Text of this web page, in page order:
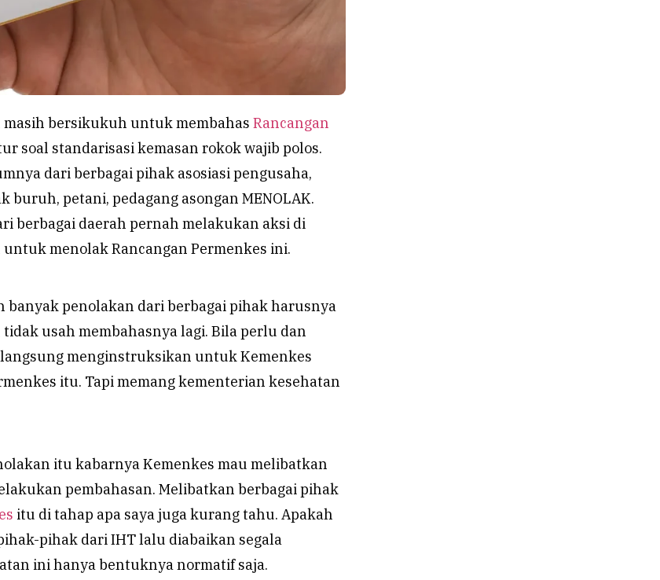
bersikukuh untuk membahas Rancangan
soal standarisasi kemasan rokok wajib polos.
dari berbagai pihak asosiasi pengusaha,
buruh, petani, pedagang asongan MENOLAK.
berbagai daerah pernah melakukan aksi di
menolak Rancangan Permenkes ini.
penolakan dari berbagai pihak harusnya
usah membahasnya lagi. Bila perlu dan
menginstruksikan untuk Kemenkes
itu. Tapi memang kementerian kesehatan
itu kabarnya Kemenkes mau melibatkan
pembahasan. Melibatkan berbagai pihak
itu di tahap apa saya juga kurang tahu. Apakah
pihak dari IHT lalu diabaikan segala
ini hanya bentuknya normatif saja.